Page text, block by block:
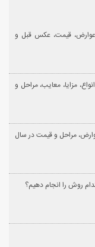
قیمت، عکس قبل و
مزایا، معایب، مراحل و
مراحل و قیمت در سال
روش را انجام دهیم؟